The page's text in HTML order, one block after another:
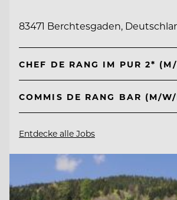
83471 Berchtesgaden,
CHEF DE RANG IM PUR 2*
COMMIS DE RANG BAR (M/
Entdecke alle Jobs